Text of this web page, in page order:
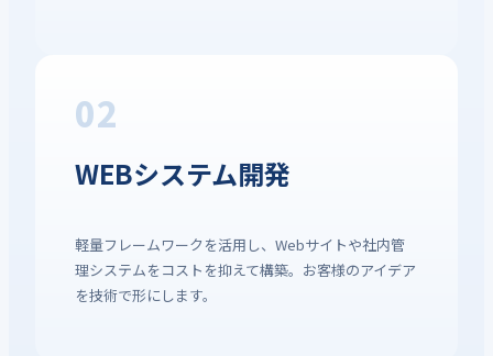
02
WEBシステム開発
軽量フレームワークを活用し、Webサイトや社内管
理システムをコストを抑えて構築。お客様のアイデア
を技術で形にします。